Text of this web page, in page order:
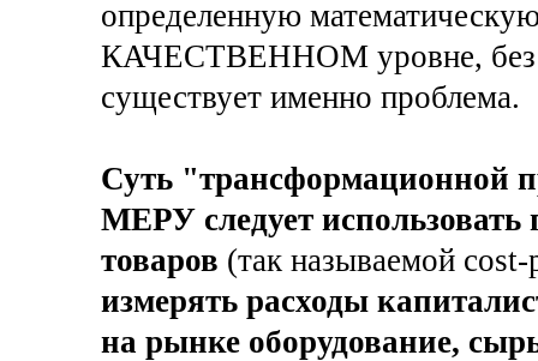
определенную
КАЧЕСТВЕННОМ уровне, без
существует именно проблема.
Суть "трансформационной
МЕРУ следует использовать
товаров (так называемой
измерять расходы
на рынке оборудование,